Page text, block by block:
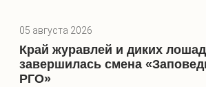
05 августа 2026
Край журавлей и диких
завершилась смена
РГО»